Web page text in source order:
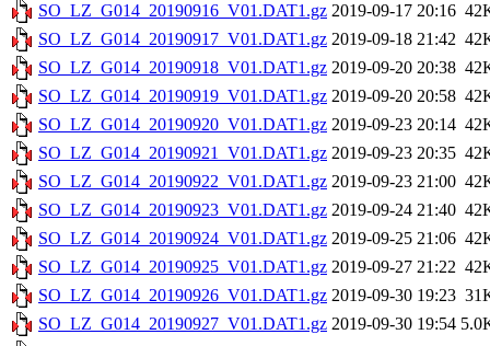
SO_LZ_G014_20190916_V01.DAT1.gz 2019-09-17 20:16
SO_LZ_G014_20190917_V01.DAT1.gz 2019-09-18 21:42
SO_LZ_G014_20190918_V01.DAT1.gz 2019-09-20 20:38
SO_LZ_G014_20190919_V01.DAT1.gz 2019-09-20 20:58
SO_LZ_G014_20190920_V01.DAT1.gz 2019-09-23 20:14
SO_LZ_G014_20190921_V01.DAT1.gz 2019-09-23 20:35
SO_LZ_G014_20190922_V01.DAT1.gz 2019-09-23 21:00
SO_LZ_G014_20190923_V01.DAT1.gz 2019-09-24 21:40
SO_LZ_G014_20190924_V01.DAT1.gz 2019-09-25 21:06
SO_LZ_G014_20190925_V01.DAT1.gz 2019-09-27 21:22
SO_LZ_G014_20190926_V01.DAT1.gz 2019-09-30 19:23
SO_LZ_G014_20190927_V01.DAT1.gz 2019-09-30 19:54